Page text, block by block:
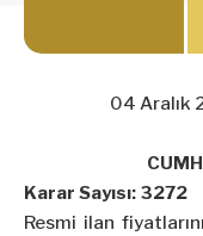
04 Aralık
Karar Sayısı: 3272
Resmi ilan